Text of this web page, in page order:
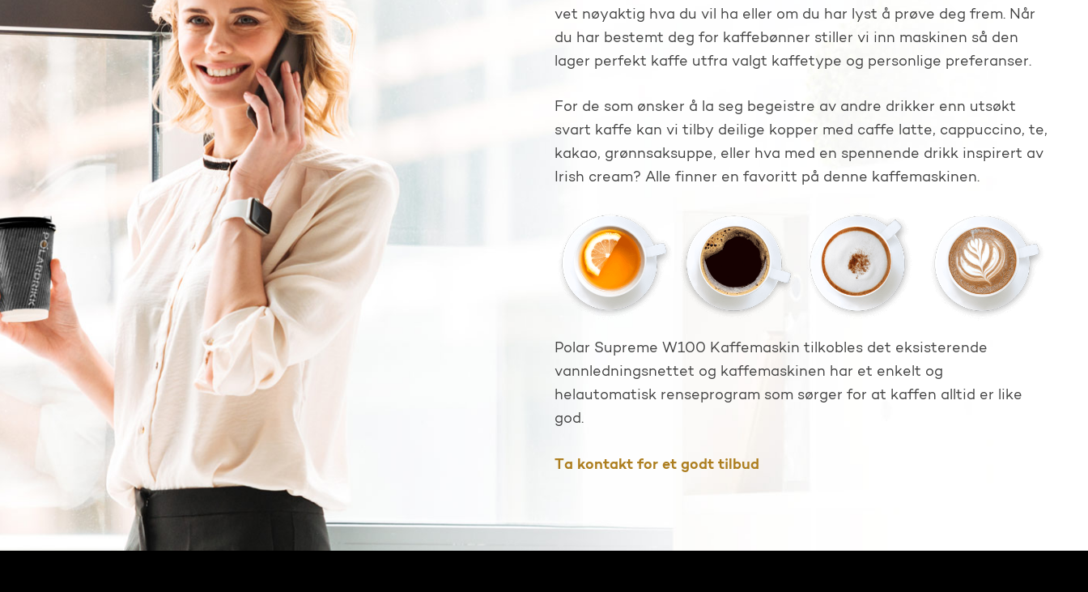
vet nøyaktig hva du vil ha eller om du har lyst å prøve deg frem. Når
du har bestemt deg for kaffebønner stiller vi inn maskinen så den
lager perfekt kaffe utfra valgt kaffetype og personlige preferanser.
For de som ønsker å la seg begeistre av andre drikker enn utsøkt
svart kaffe kan vi tilby deilige kopper med caffe latte, cappuccino, te,
kakao, grønnsaksuppe, eller hva med en spennende drikk inspirert av
Irish cream? Alle finner en favoritt på denne kaffemaskinen.
Polar Supreme W100 Kaffemaskin tilkobles det eksisterende
vannledningsnettet og kaffemaskinen har et enkelt og
helautomatisk renseprogram som sørger for at kaffen alltid er like
god.
Ta kontakt for et godt tilbud